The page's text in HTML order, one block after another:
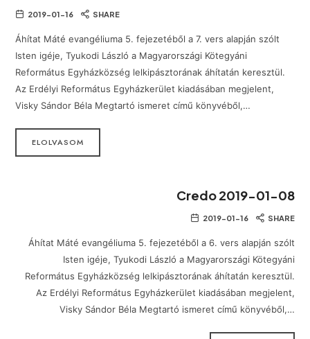
2019-01-16 SHARE
Áhítat Máté evangéliuma 5. fejezetéből a 7. vers alapján szólt
Isten igéje, Tyukodi László a Magyarországi Kötegyáni
Református Egyházközség lelkipásztorának áhítatán keresztül.
Az Erdélyi Református Egyházkerület kiadásában megjelent,
Visky Sándor Béla Megtartó ismeret című könyvéből,…
ELOLVASOM
Credo 2019-01-08
2019-01-16 SHARE
Áhítat Máté evangéliuma 5. fejezetéből a 6. vers alapján szólt
Isten igéje, Tyukodi László a Magyarországi Kötegyáni
Református Egyházközség lelkipásztorának áhítatán keresztül.
Az Erdélyi Református Egyházkerület kiadásában megjelent,
Visky Sándor Béla Megtartó ismeret című könyvéből,…